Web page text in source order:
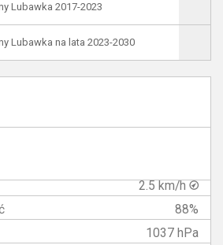
Lubawka 2017-2023
Lubawka na lata 2023-2030
2.5 km/h
88%
1037 hPa